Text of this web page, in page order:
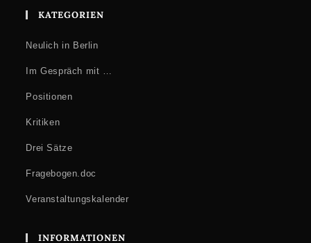
KATEGORIEN
Neulich in Berlin
Im Gespräch mit …
Positionen
Kritiken
Drei Sätze
Fragebogen.doc
Veranstaltungskalender
INFORMATIONEN